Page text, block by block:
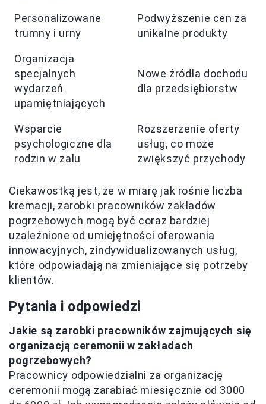
Personalizowane
trumny i urny
Podwyższenie cen za
unikalne produkty
Organizacja
specjalnych
wydarzeń
upamiętniających
Nowe źródła dochodu
dla przedsiębiorstw
Wsparcie
psychologiczne dla
rodzin w żalu
Rozszerzenie oferty
usług, co może
zwiększyć przychody
Ciekawostką jest, że w miarę jak rośnie liczba
kremacji, zarobki pracowników zakładów
pogrzebowych mogą być coraz bardziej
uzależnione od umiejętności oferowania
innowacyjnych, zindywidualizowanych usług,
które odpowiadają na zmieniające się potrzeby
klientów.
Pytania i odpowiedzi
Jakie są zarobki pracowników zajmujących się
organizacją ceremonii w zakładach
pogrzebowych?
Pracownicy odpowiedzialni za organizację
ceremonii mogą zarabiać miesięcznie od 3000